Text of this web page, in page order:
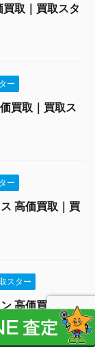
取｜買取スタ
ー
買取｜買取ス
ー
高価買取｜買
スター
高価買取｜買